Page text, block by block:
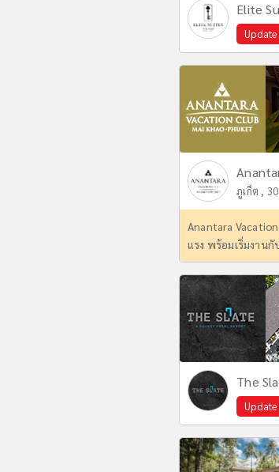
Elite
Update
ภูเก็ต ,
Anantara
แรง พร้อมเริ่มงานกั
The
Update